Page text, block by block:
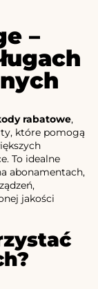
–
rabatowe,
które pomogą
To idealne
abonamentach,
jakości